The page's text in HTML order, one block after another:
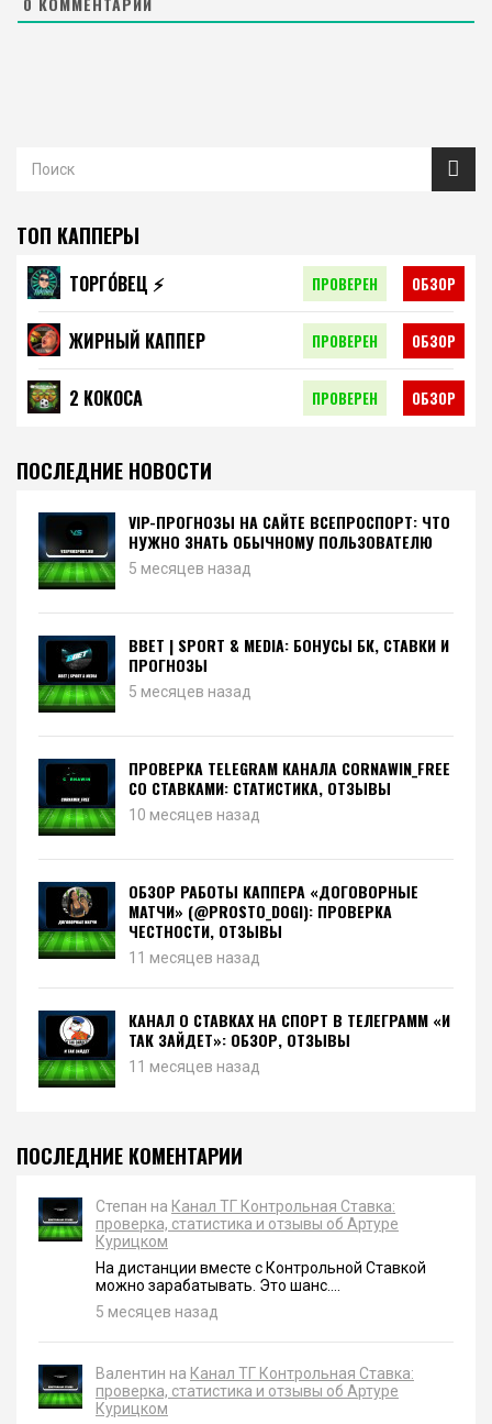
ТОП КАППЕРЫ
ТОРГО́ВЕЦ ⚡️ ПРОВЕРЕН ОБЗОР
ЖИРНЫЙ КАППЕР ПРОВЕРЕН ОБЗОР
2 КОКОСА ПРОВЕРЕН ОБЗОР
ПОСЛЕДНИЕ НОВОСТИ
VIP-ПРОГНОЗЫ НА САЙТЕ ВСЕПРОСПОРТ: ЧТО
НУЖНО ЗНАТЬ ОБЫЧНОМУ ПОЛЬЗОВАТЕЛЮ
5 месяцев назад
BBET | SPORT & MEDIA: БОНУСЫ БК, СТАВКИ И
ПРОГНОЗЫ
5 месяцев назад
ПРОВЕРКА TELEGRAM КАНАЛА CORNAWIN_FREE
СО СТАВКАМИ: СТАТИСТИКА, ОТЗЫВЫ
10 месяцев назад
ОБЗОР РАБОТЫ КАППЕРА «ДОГОВОРНЫЕ
МАТЧИ» (@PROSTO_DOGI): ПРОВЕРКА
ЧЕСТНОСТИ, ОТЗЫВЫ
11 месяцев назад
КАНАЛ О СТАВКАХ НА СПОРТ В ТЕЛЕГРАММ «И
ТАК ЗАЙДЕТ»: ОБЗОР, ОТЗЫВЫ
11 месяцев назад
ПОСЛЕДНИЕ КОМЕНТАРИИ
Степан на Канал ТГ Контрольная Ставка:
проверка, статистика и отзывы об Артуре
Курицком
На дистанции вместе с Контрольной Ставкой
можно зарабатывать. Это шанс....
5 месяцев назад
Валентин на Канал ТГ Контрольная Ставка:
проверка, статистика и отзывы об Артуре
Курицком